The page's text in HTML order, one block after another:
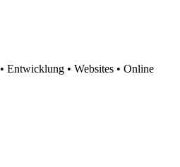
• Entwicklung • Websites • Online